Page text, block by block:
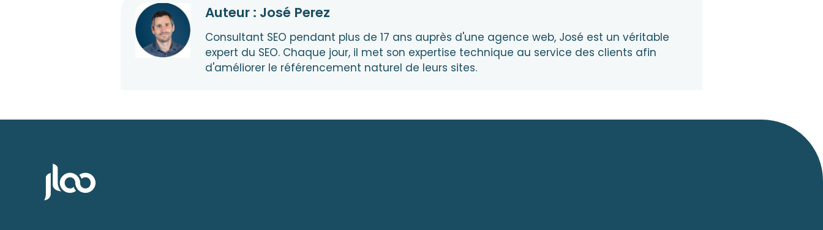
Auteur : José Perez
Consultant SEO pendant plus de 17 ans auprès d'une agence web, José est un véritable
expert du SEO. Chaque jour, il met son expertise technique au service des clients afin
d'améliorer le référencement naturel de leurs sites.